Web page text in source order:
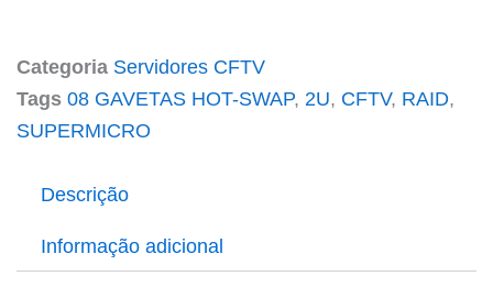
Categoria Servidores CFTV
Tags 08 GAVETAS HOT-SWAP, 2U, CFTV, RAID,
SUPERMICRO
Descrição
Informação adicional